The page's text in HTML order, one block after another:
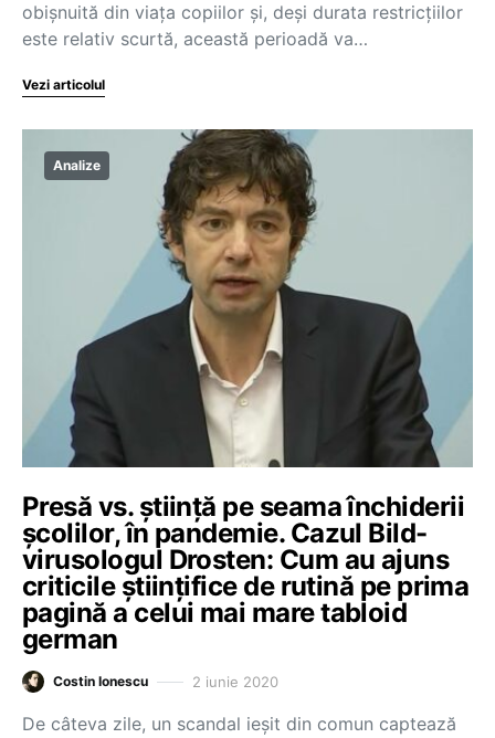
obișnuită din viața copiilor și, deși durata restricțiilor
este relativ scurtă, această perioadă va…
Vezi articolul
Analize
Presă vs. știință pe seama închiderii
școlilor, în pandemie. Cazul Bild-
virusologul Drosten: Cum au ajuns
criticile științifice de rutină pe prima
pagină a celui mai mare tabloid
german
Costin Ionescu 2 iunie 2020
De câteva zile, un scandal ieșit din comun captează